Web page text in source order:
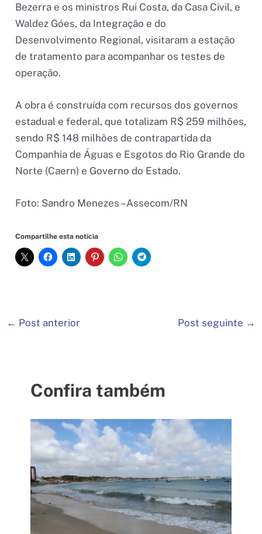
Bezerra e os ministros Rui Costa, da Casa Civil, e
Waldez Góes, da Integração e do
Desenvolvimento Regional, visitaram a estação
de tratamento para acompanhar os testes de
operação.
A obra é construída com recursos dos governos
estadual e federal, que totalizam R$ 259 milhões,
sendo R$ 148 milhões de contrapartida da
Companhia de Águas e Esgotos do Rio Grande do
Norte (Caern) e Governo do Estado.
Foto: Sandro Menezes – Assecom/RN
Compartilhe esta notícia
← Post anterior Post seguinte →
Confira também